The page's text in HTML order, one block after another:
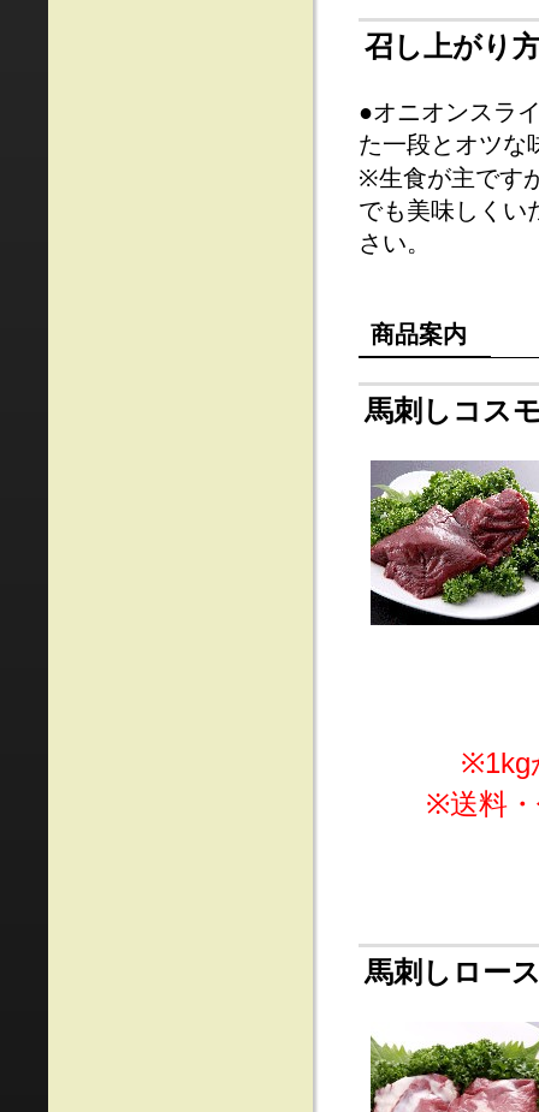
召し上がり
●オニオンスラ
た一段とオツな
※生食が主です
でも美味しくい
さい。
商品案内
馬刺しコス
※1kg
※送料
馬刺しロー